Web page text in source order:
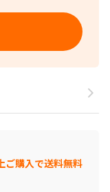
ご購入で送料無料